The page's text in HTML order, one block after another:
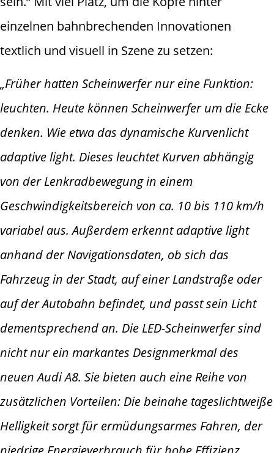
einzelnen bahnbrechenden Innovationen
textlich und visuell in Szene zu setzen:
„Früher hatten Scheinwerfer nur eine Funktion:
leuchten. Heute können Scheinwerfer um die Ecke
denken. Wie etwa das dynamische Kurvenlicht
adaptive light. Dieses leuchtet Kurven abhängig
von der Lenkradbewegung in einem
Geschwindigkeitsbereich von ca. 10 bis 110 km/h
variabel aus.Außerdem erkennt adaptive light
anhand der Navigationsdaten, ob sich das
Fahrzeug in der Stadt, auf einer Landstraße oder
auf der Autobahn befindet, und passt sein Licht
dementsprechend an. Die LED-Scheinwerfer sind
nicht nur ein markantes Designmerkmal des
neuen Audi A8. Sie bieten auch eine Reihe von
zusätzlichen Vorteilen: Die beinahe tageslichtweiße
Helligkeit sorgt für ermüdungsarmes Fahren, der